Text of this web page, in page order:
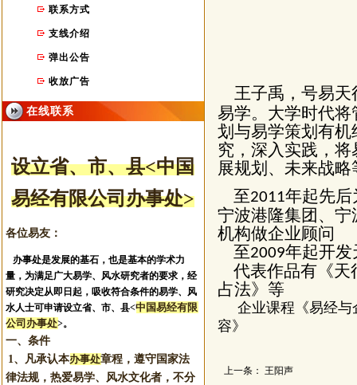
联系方式
支线介绍
弹出公告
收放广告
在线联系
设立省、市、县<中国
易经有限公司办事处>
各位易友：
办事处是发展的基石，也是基本的学术力
量，为满足广大易学、风水研究者的要求，经
研究决定从即日起，吸收符合条件的易学、风
水人士可申请设立省、市、县<中国易经有限
公司办事处>。
一、条件
1、凡承认本办事处章程，遵守国家法
律法规，热爱易学、风水文化者，不分
王子禹，号易
易学。大学时代
划与易学策划有
究，深入实践，
展规划、未来战
至2011年起先后
宁波港隆集团、
机构做企业顾问
至2009年起开发
代表作品有《天
占法》等
企业课程《易经与
容》
上一条： 王阳声